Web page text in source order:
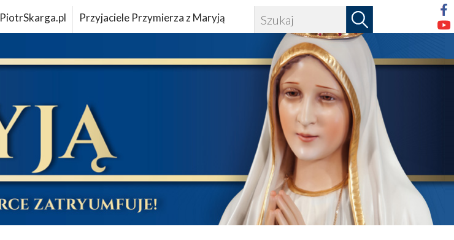
PiotrSkarga.pl Przyjaciele Przymierza z Maryją